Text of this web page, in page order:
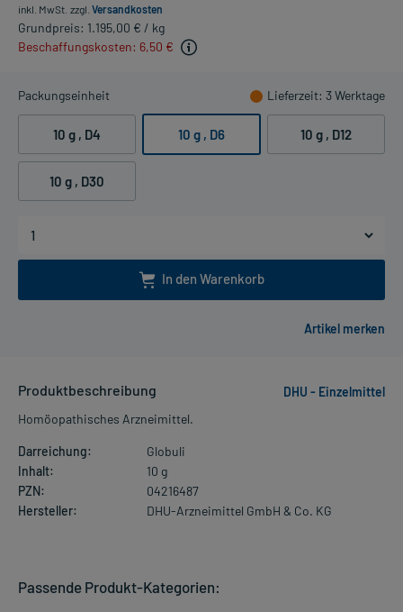
inkl. MwSt. zzgl. Versandkosten
Grundpreis: 1.195,00 € / kg
Beschaffungskosten: 6,50 €
Packungseinheit Lieferzeit: 3 Werktage
10 g , D4 10 g , D6 10 g , D12
10 g , D30
In den Warenkorb
Produktbeschreibung
DHU - Einzelmittel
Homöopathisches Arzneimittel.
Darreichung:
Globuli
Inhalt:
10 g
PZN:
04216487
Hersteller:
DHU-Arzneimittel GmbH & Co. KG
Passende Produkt-Kategorien: